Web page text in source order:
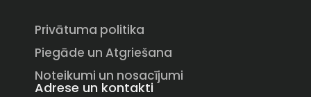
Privātuma politika
Piegāde un Atgriešana
Noteikumi un nosacījumi
Adrese un kontakti